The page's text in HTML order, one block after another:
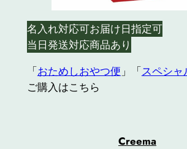
名入れ対応可お届け日指定可
当日発送対応商品あり
「おためしおやつ便 」「スペシャ
ご購入はこちら
Creema